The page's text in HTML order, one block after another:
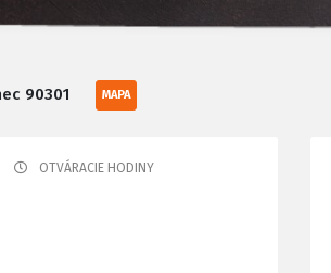
90301 MAPA
OTVÁRACIE HODINY